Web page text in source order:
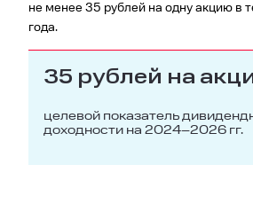
не менее 35 рублей на одну акцию в
года.
35 рублей на
целевой показатель
доходности на 2024–2026 гг.